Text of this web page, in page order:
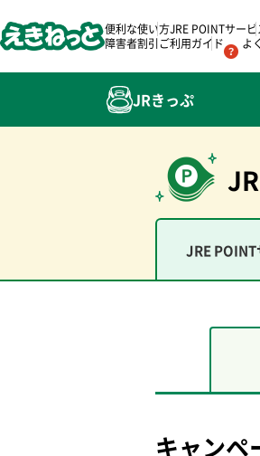
便利な使い方JRE POINTサービ
障害者割引ご利用ガイド
よ
JRきっぷ
JRE
キャンペ